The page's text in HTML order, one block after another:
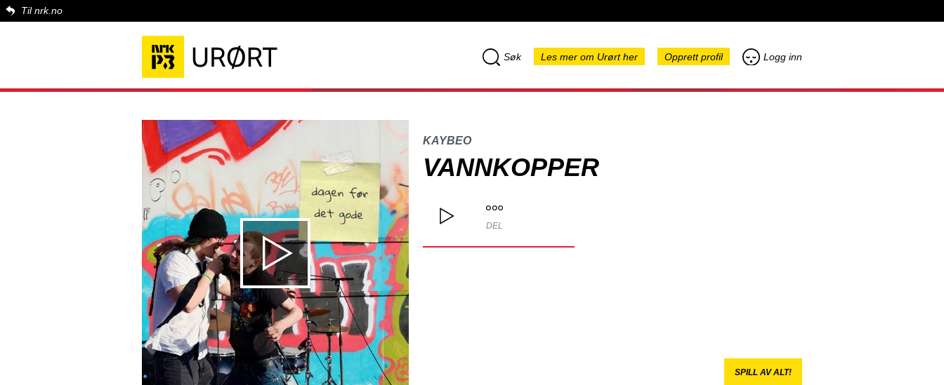
Til nrk.no
Søk Les mer om Urørt her Opprett profil Logg inn
KAYBEO
VANNKOPPER
DEL
SPILL AV ALT!